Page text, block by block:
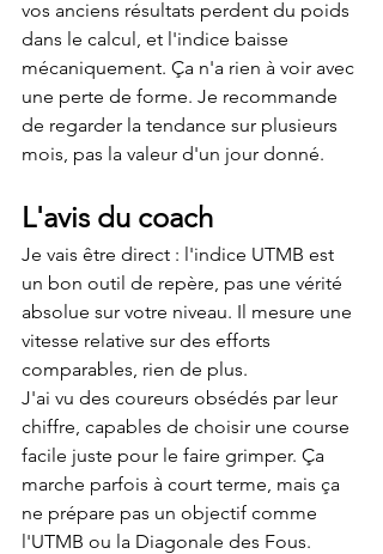
vos anciens résultats perdent du poids
dans le calcul, et l'indice baisse
mécaniquement. Ça n'a rien à voir avec
une perte de forme. Je recommande
de regarder la tendance sur plusieurs
mois, pas la valeur d'un jour donné.
L'avis du coach
Je vais être direct : l'indice UTMB est
un bon outil de repère, pas une vérité
absolue sur votre niveau. Il mesure une
vitesse relative sur des efforts
comparables, rien de plus.
J'ai vu des coureurs obsédés par leur
chiffre, capables de choisir une course
facile juste pour le faire grimper. Ça
marche parfois à court terme, mais ça
ne prépare pas un objectif comme
l'UTMB ou la Diagonale des Fous.